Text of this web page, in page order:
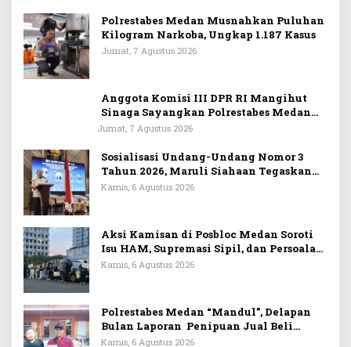
Polrestabes Medan Musnahkan Puluhan
Kilogram Narkoba, Ungkap 1.187 Kasus
Jumat, 7 Agustus 2026
Anggota Komisi III DPR RI Mangihut
Sinaga Sayangkan Polrestabes Medan
Terlalu Dini Simpulkan Kematian
Jumat, 7 Agustus 2026
Sosialisasi Undang-Undang Nomor 3
Tahun 2026, Maruli Siahaan Tegaskan
Informan Wajib Dapat Perlindungan
Kamis, 6 Agustus 2026
Aksi Kamisan di Posbloc Medan Soroti
Isu HAM, Supremasi Sipil, dan Persoalan
Agraria
Kamis, 6 Agustus 2026
Polrestabes Medan “Mandul”, Delapan
Bulan Laporan Penipuan Jual Beli
Rumah Tak Tuntas
Kamis, 6 Agustus 2026